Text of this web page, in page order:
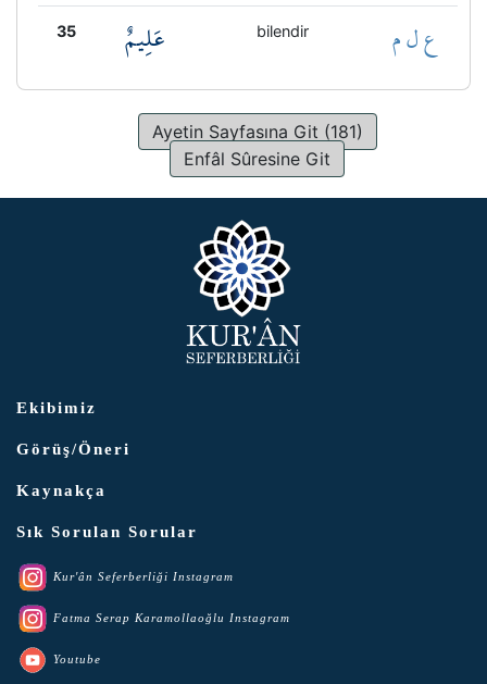
35 عَلِيمٌ bilendir ع ل م
Ayetin Sayfasına Git (181)
Enfâl Sûresine Git
Ekibimiz
Görüş/Öneri
Kaynakça
Sık Sorulan Sorular
Kur'ân Seferberliği Instagram
Fatma Serap Karamollaoğlu Instagram
Youtube